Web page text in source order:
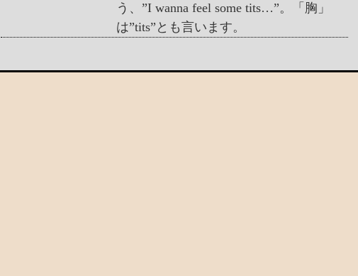
う、”I wanna feel some tits…”。「胸」
は”tits”とも言います。